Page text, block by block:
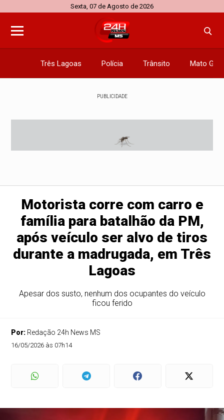
Sexta, 07 de Agosto de 2026
Três Lagoas Polícia Trânsito Mato
PUBLICIDADE
Motorista corre com carro e
família para batalhão da PM,
após veículo ser alvo de tiros
durante a madrugada, em Três
Lagoas
Apesar dos susto, nenhum dos ocupantes do veículo
ficou ferido
Por: Redação 24h News MS
16/05/2026 às 07h14